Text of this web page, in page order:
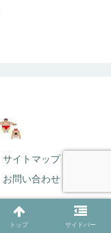
サイトマップ
お問い合わせ
トップ サイドバー